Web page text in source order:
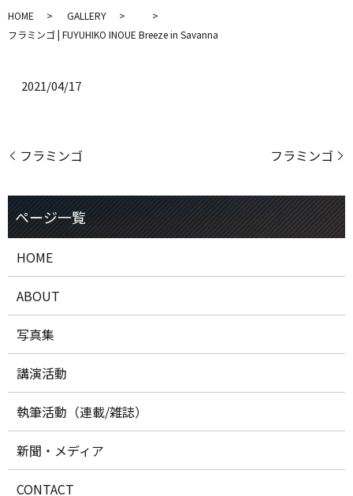
HOME
GALLERY
フラミンゴ | FUYUHIKO INOUE Breeze in Savanna
2021/04/17
フラミンゴ フラミンゴ
HOME
ABOUT
写真集
講演活動
執筆活動（連載/雑誌）
新聞・メディア
CONTACT